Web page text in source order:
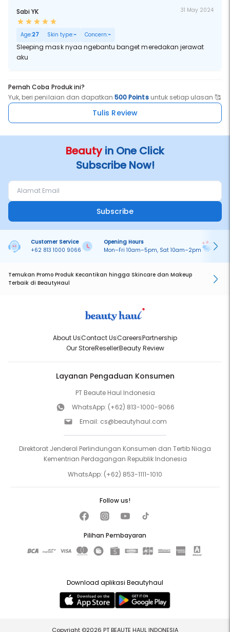
Sabi YK 31 May 2024
Age:27 Skin type:- Concern:-
Sleeping mask nyaa ngebantu banget meredakan jerawat
aku
Pernah Coba Produk ini?
Yuk, beri penilaian dan dapatkan500 Pointsuntuk setiap ulasan 🥰
Tulis Review
Beautyin One Click
Subscribe Now!
Subscribe
Customer Service
+62 813 1000 9066
Opening Hours
Mon–Fri 10am–5pm, Sat 10am–2pm
Temukan Promo Produk Kecantikan hingga Skincare dan Makeup
Terbaik di BeautyHaul
About UsContact UsCareersPartnership
Our StoreResellerBeauty Review
Layanan Pengaduan Konsumen
PT Beaute Haul Indonesia
WhatsApp: (+62) 813-1000-9066
Email: cs@beautyhaul.com
Direktorat Jenderal Perlindungan Konsumen dan Tertib Niaga
Kementrian Perdagangan Republik Indonesia
WhatsApp: (+62) 853-1111-1010
Pilihan Pembayaran
Follow us!
Download aplikasi Beautyhaul
Copyright ©2026 PT BEAUTE HAUL INDONESIA